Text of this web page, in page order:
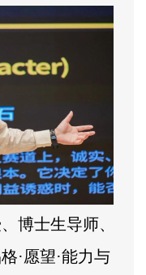
博士生导师、
·愿望·能力与